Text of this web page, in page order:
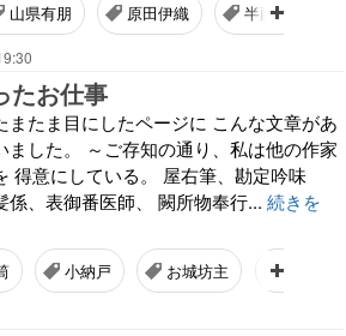
山県有朋 原田伊織 半藤一利
たお仕事
たま目にしたページに こんな文章があ
した。 ～ご存知の通り、私は他の作家
得意にしている。 屋右筆、勘定吟味
、表御番医師、 闕所物奉行... 続きを
小納戸 お城坊主